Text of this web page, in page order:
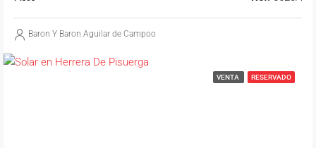
Baron Y Baron Aguilar de Campoo
VENTA RESERVADO